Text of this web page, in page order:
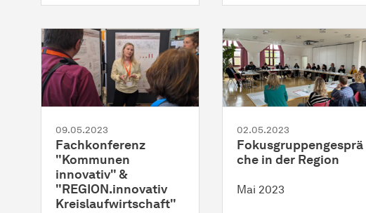
09.05.2023
Fachkonferenz
"Kommunen
innovativ" &
"REGION.innovativ
Kreislaufwirtschaft"
02.05.2023
Fokusgruppengesprä
che in der Region
Mai 2023